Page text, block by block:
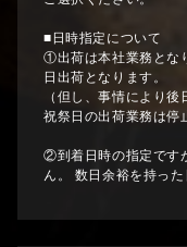
■日時指定について
①出荷は本社業務とな
日出荷となります。
（但し、事情により
祝祭日の出荷業務は停
②到着日時の指定です
ん。 数日余裕を持った